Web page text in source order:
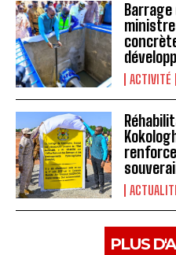
Barrage
ACTIVITÉ
PLUS